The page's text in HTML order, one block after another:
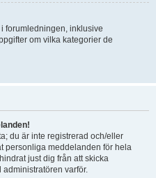
forumledningen, inklusive
om vilka kategorier de
du är inte registrerad och/eller
personliga meddelanden för hela
just dig från att skicka
varför.